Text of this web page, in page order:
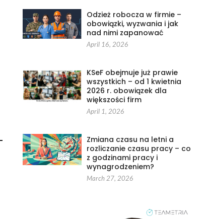
Odzież robocza w firmie –
obowiązki, wyzwania i jak
nad nimi zapanować
April 16, 2026
KSeF obejmuje już prawie
wszystkich – od 1 kwietnia
2026 r. obowiązek dla
większości firm
April 1, 2026
Zmiana czasu na letni a
rozliczanie czasu pracy – co
z godzinami pracy i
wynagrodzeniem?
March 27, 2026